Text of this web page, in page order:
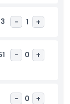
면서 마무리됩니
휴식, 그리고 잊을
- 1 +
- 0 +
- 0 +